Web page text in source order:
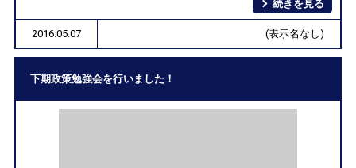
続きを見る
2016.05.07 (表示名なし)
下期政策勉強会を行いました！